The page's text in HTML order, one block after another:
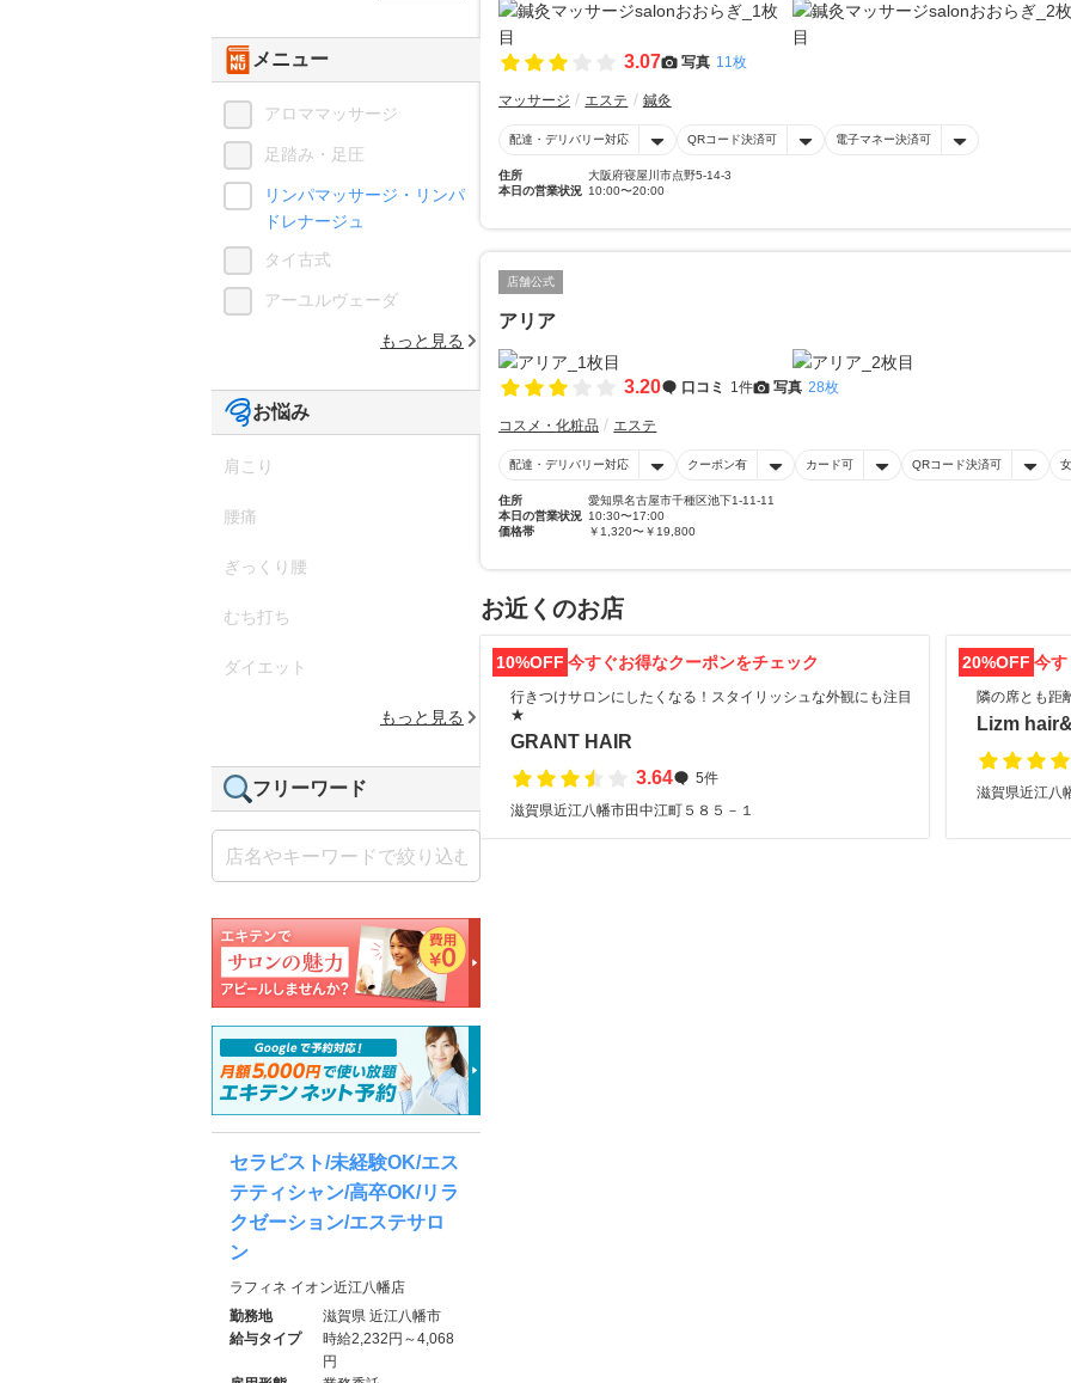
3.07 写真 11枚
マッサージ エステ 鍼灸
配達・デリバリー対応 QRコード決済可 電子マネー決済可
住所
大阪府寝屋川市点野5-14-3
本日の営業状況 10:00〜20:00
店舗公式
アリア
3.20 口コミ 1件 写真 28枚
コスメ・化粧品 エステ
配達・デリバリー対応 クーポン有 カード可 QRコード決済可
住所
愛知県名古屋市千種区池下1-11-11
本日の営業状況 10:30〜17:00
価格帯
￥1,320〜￥19,800
お近くのお店
10%OFF 今すぐお得なクーポンをチェック
行きつけサロンにしたくなる！スタイリッシュな外観にも注目
★
GRANT HAIR
3.64
5件
滋賀県近江八幡市田中江町５８５－１
20%OFF 今す
隣の席とも距
Lizm
滋賀県近江八
メニュー
アロママッサージ
足踏み・足圧
リンパマッサージ・リンパ
ドレナージュ
タイ古式
アーユルヴェーダ
もっと見る
お悩み
肩こり
腰痛
ぎっくり腰
むち打ち
ダイエット
もっと見る
フリーワード
セラピスト/未経験OK/エス
テティシャン/高卒OK/リラ
クゼーション/エステサロ
ン
ラフィネ イオン近江八幡店
勤務地
滋賀県 近江八幡市
給与タイプ
時給2,232円～4,068
円